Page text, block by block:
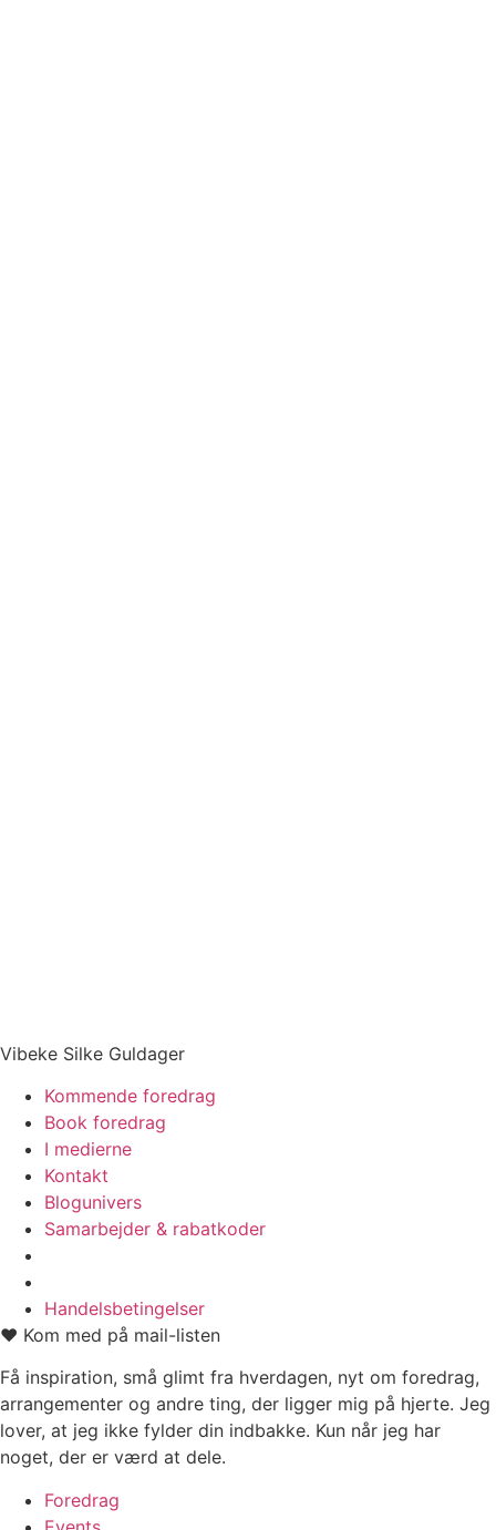
Vibeke Silke Guldager
Kommende foredrag
Book foredrag
I medierne
Kontakt
Blogunivers
Samarbejder & rabatkoder
Handelsbetingelser
❤️ Kom med på mail-listen
Få inspiration, små glimt fra hverdagen, nyt om foredrag,
arrangementer og andre ting, der ligger mig på hjerte. Jeg
lover, at jeg ikke fylder din indbakke. Kun når jeg har
noget, der er værd at dele.
Foredrag